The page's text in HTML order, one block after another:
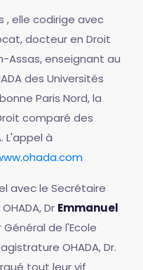
, elle codirige avec
docteur en Droit
Assas, enseignant au
des Universités
Paris Nord, la
comparé des
L'appel à
avec le Secrétaire
Dr Emmanuel
de l'Ecole
OHADA, Dr.
tout leur vif